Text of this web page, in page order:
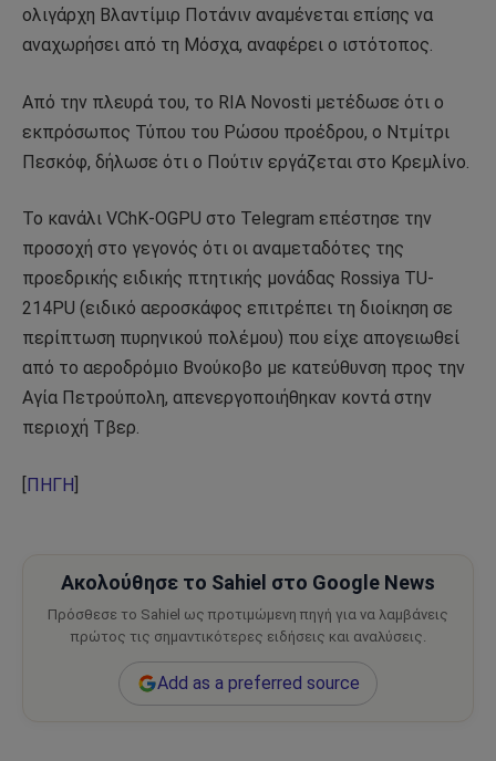
ολιγάρχη Βλαντίμιρ Ποτάνιν αναμένεται επίσης να
αναχωρήσει από τη Μόσχα, αναφέρει ο ιστότοπος.
Από την πλευρά του, το RIA Novosti μετέδωσε ότι ο
εκπρόσωπος Τύπου του Ρώσου προέδρου, ο Ντμίτρι
Πεσκόφ, δήλωσε ότι ο Πούτιν εργάζεται στο Κρεμλίνο.
Το κανάλι VChK-OGPU στο Telegram επέστησε την
προσοχή στο γεγονός ότι οι αναμεταδότες της
προεδρικής ειδικής πτητικής μονάδας Rossiya TU-
214PU (ειδικό αεροσκάφος επιτρέπει τη διοίκηση σε
περίπτωση πυρηνικού πολέμου) που είχε απογειωθεί
από το αεροδρόμιο Βνούκοβο με κατεύθυνση προς την
Αγία Πετρούπολη, απενεργοποιήθηκαν κοντά στην
περιοχή Τβερ.
ΠΗΓΗ
Ακολούθησε το Sahiel στο Google News
Πρόσθεσε το Sahiel ως προτιμώμενη πηγή για να λαμβάνεις
πρώτος τις σημαντικότερες ειδήσεις και αναλύσεις.
Add as a preferred source